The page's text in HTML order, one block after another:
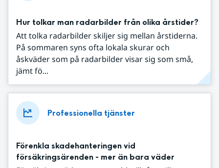
Hur tolkar man radarbilder från olika årstider?
Att tolka radarbilder skiljer sig mellan årstiderna.
På sommaren syns ofta lokala skurar och
åskväder som på radarbilder visar sig som små,
jämt fö...
Professionella tjänster
Förenkla skadehanteringen vid
försäkringsärenden - mer än bara väder